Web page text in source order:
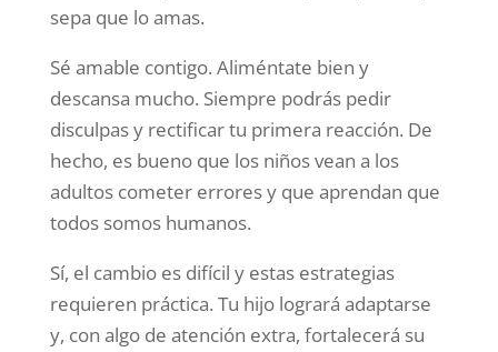
sepa que lo amas.
Sé amable contigo. Aliméntate bien y
descansa mucho. Siempre podrás pedir
disculpas y rectificar tu primera reacción. De
hecho, es bueno que los niños vean a los
adultos cometer errores y que aprendan que
todos somos humanos.
Sí, el cambio es difícil y estas estrategias
requieren práctica. Tu hijo logrará adaptarse
y, con algo de atención extra, fortalecerá su